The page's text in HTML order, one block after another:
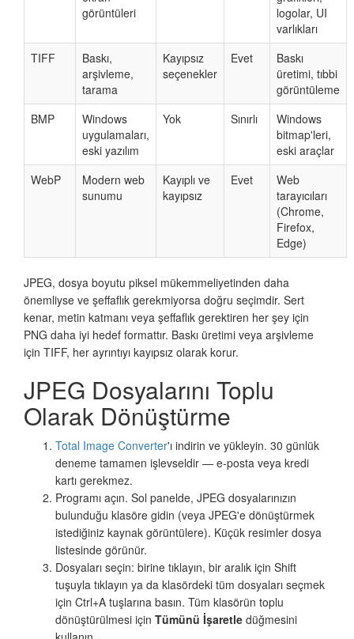
görüntüleri
logolar, UI
varlıkları
TIFF
Baskı,
arşivleme,
tarama
Kayıpsız
seçenekler
Evet
Baskı
üretimi, tıbbi
görüntüleme
BMP
Windows
uygulamaları,
eski yazılım
Yok Sınırlı
Windows
bitmap'leri,
eski araçlar
WebP
Modern web
sunumu
Kayıplı ve
kayıpsız
Evet
Web
tarayıcıları
(Chrome,
Firefox,
Edge)
JPEG, dosya boyutu piksel mükemmeliyetinden daha
önemliyse ve şeffaflık gerekmiyorsa doğru seçimdir. Sert
kenar, metin katmanı veya şeffaflık gerektiren her şey için
PNG daha iyi hedef formattır. Baskı üretimi veya arşivleme
için TIFF, her ayrıntıyı kayıpsız olarak korur.
JPEG Dosyalarını Toplu
Olarak Dönüştürme
Total Image Converter'ı indirin ve yükleyin. 30 günlük
deneme tamamen işlevseldir — e-posta veya kredi
kartı gerekmez.
Programı açın. Sol panelde, JPEG dosyalarınızın
bulunduğu klasöre gidin (veya JPEG'e dönüştürmek
istediğiniz kaynak görüntülere). Küçük resimler dosya
listesinde görünür.
Dosyaları seçin: birine tıklayın, bir aralık için Shift
tuşuyla tıklayın ya da klasördeki tüm dosyaları seçmek
için Ctrl+A tuşlarına basın. Tüm klasörün toplu
dönüştürülmesi için Tümünü İşaretle düğmesini